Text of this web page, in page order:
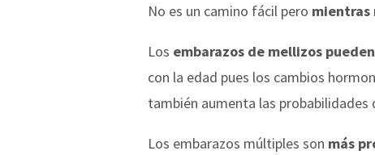
No es un camino fácil pero mientras
Los embarazos de mellizos
con la edad pues los cambios
también aumenta las
Los embarazos múltiples son más